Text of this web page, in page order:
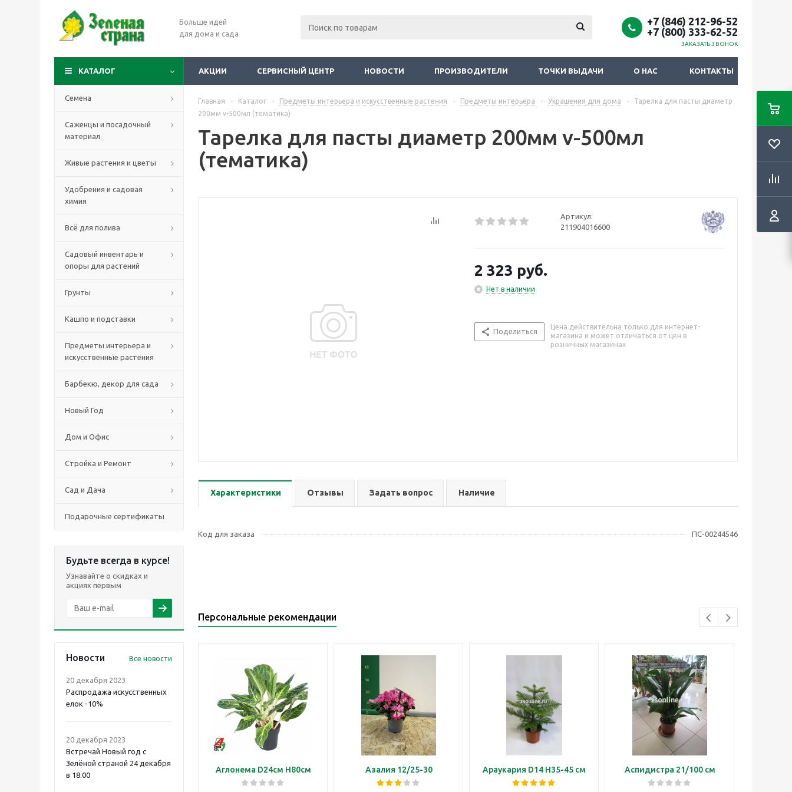
Больше идей
для дома и сада
+7 (846) 212-96-52
+7 (800) 333-62-52
ЗАКАЗАТЬ ЗВОНОК
КАТАЛОГ АКЦИИ СЕРВИСНЫЙ ЦЕНТР НОВОСТИ ПРОИЗВОДИТЕЛИ ТОЧКИ ВЫДАЧИ О НАС КОНТАКТЫ
Семена
Саженцы и посадочный
материал
Живые растения и цветы
Удобрения и садовая
химия
Всё для полива
Садовый инвентарь и
опоры для растений
Грунты
Кашпо и подставки
Предметы интерьера и
искусственные растения
Барбекю, декор для сада
Новый Год
Дом и Офис
Стройка и Ремонт
Сад и Дача
Подарочные сертификаты
Будьте всегда в курсе!
Узнавайте о скидках и
акциях первым
Новости Все новости
20 декабря 2023
Распродажа искусственных
елок -10%
20 декабря 2023
Встречай Новый год с
Зелёной страной 24 декабря
в 18.00
Главная - Каталог - Предметы интерьера и искусственные растения - Предметы интерьера - Украшения для дома -
Тарелка для пасты диаметр
200мм v-500мл (тематика)
Тарелка для пасты диаметр 200мм v-500мл
(тематика)
Артикул:
211904016600
2 323 руб.
Нет в наличии
Поделиться
Цена действительна только для интернет-
магазина и может отличаться от цен в
розничных магазинах
Характеристики Отзывы Задать вопрос Наличие
Код для заказа ПС-00244546
Персональные рекомендации
Аглонема D24см H80см Азалия 12/25-30 Араукария D14 H35-45 см Аспидистра 21/100 см